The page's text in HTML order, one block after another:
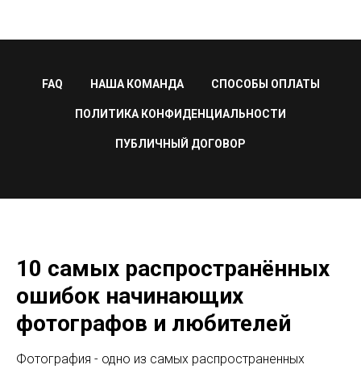
FAQ НАША КОМАНДА СПОСОБЫ ОПЛАТЫ
ПОЛИТИКА КОНФИДЕНЦИАЛЬНОСТИ
ПУБЛИЧНЫЙ ДОГОВОР
10 самых распространённых
ошибок начинающих
фотографов и любителей
Фотография - одно из самых распространенных